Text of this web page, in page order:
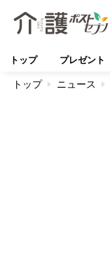
トップ プレゼント
トップ ニュース